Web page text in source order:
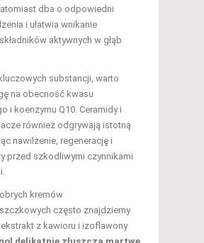
dba o odpowiedni
i ułatwia wnikanie
aktywnych w głąb
substancji, warto
na obecność kwasu
i koenzymu Q10. Ceramidy i
również odgrywają istotną
nawilżenie, regenerację i
przed szkodliwymi czynnikami
kremów
często znajdziemy
z kawioru i izoflawony